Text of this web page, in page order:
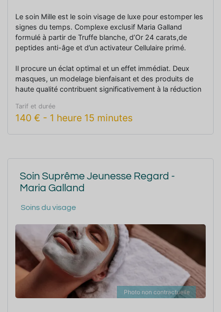
Le soin Mille est le soin visage de luxe pour estomper les
signes du temps. Complexe exclusif Maria Galland
formulé à partir de Truffe blanche, d’Or 24 carats,de
peptides anti-âge et d’un activateur Cellulaire primé.
Il procure un éclat optimal et un effet immédiat. Deux
masques, un modelage bienfaisant et des produits de
haute qualité contribuent significativement à la réduction
Ce soin exclusif est idéal pour les peaux les plus
Tarif et durée
140 € - 1 heure 15 minutes
Soin Suprême Jeunesse Regard -
Maria Galland
Soins du visage
Photo non contractuelle